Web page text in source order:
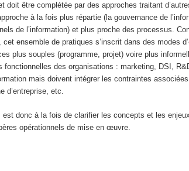
doit être complétée par des approches traitant
à la fois plus répartie (la gouvernance de
de l’information) et plus proche des processus.
cet ensemble de pratiques s’inscrit dans des modes
plus souples (programme, projet) voire plus
fonctionnelles des organisations : marketing, DSI,
mais doivent intégrer les contraintes
d’entreprise, etc.
est donc à la fois de clarifier les concepts et les
opérationnels de mise en œuvre.